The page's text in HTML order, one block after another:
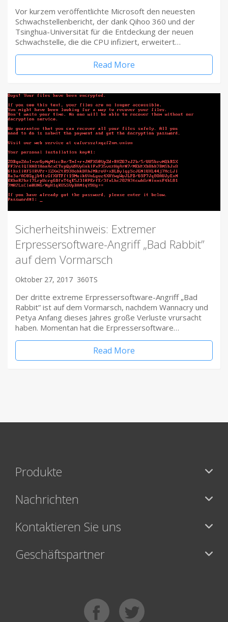
Vor kurzem veröffentlichte Microsoft den neuesten
Schwachstellenbericht, der dank Qihoo 360 und der
Tsinghua-Universität für die Entdeckung der neuen
Schwachstelle, die die CPU infiziert, erweitert…
Read More
Sicherheitshinweis: Extremer
Erpressersoftware-Angriff „Bad Rabbit”
auf dem Vormarsch
Oktober 27, 2017 360TS
Der dritte extreme Erpressersoftware-Angriff „Bad
Rabbit” ist auf dem Vormarsch, nachdem Wannacry und
Petya Anfang dieses Jahres große Verluste vrursacht
haben. Momentan hat die Erpressersoftware…
Read More
Produkte
Nachrichten
Kontaktieren Sie uns
Geschäftspartner